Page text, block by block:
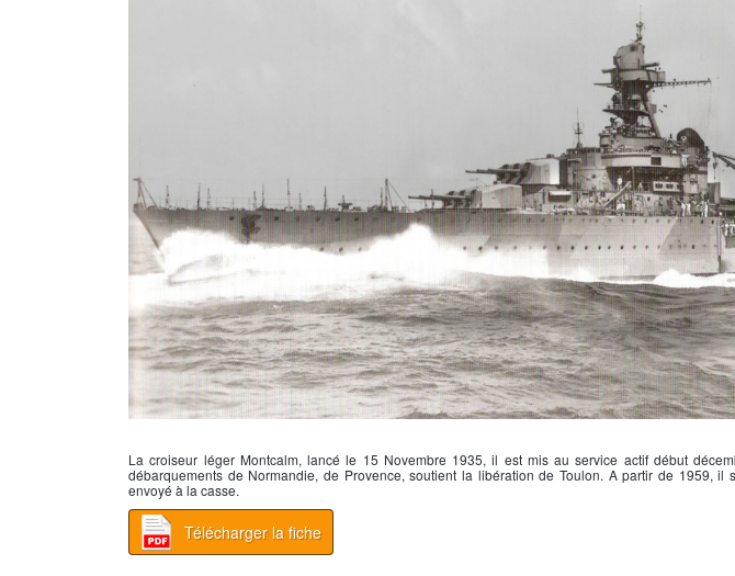
La croiseur léger Montcalm, lancé le 15 Novembre 1935, il est mis au service actif début
débarquements de Normandie, de Provence, soutient la libération de Toulon. A partir de 1959,
envoyé à la casse.
Télécharger la fiche